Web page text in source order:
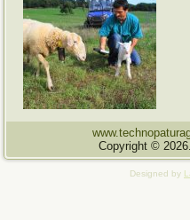
Copyright ©
Designed by